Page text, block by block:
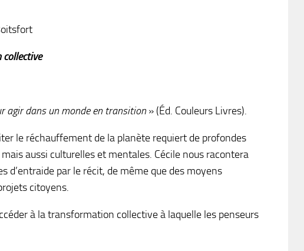
collective
agir dans un monde en transition» (Éd. Couleurs Livres).
le réchauffement de la planète requiert de profondes
aussi culturelles et mentales. Cécile nous racontera
d’entraide par le récit, de même que des moyens
citoyens.
à la transformation collective à laquelle les penseurs